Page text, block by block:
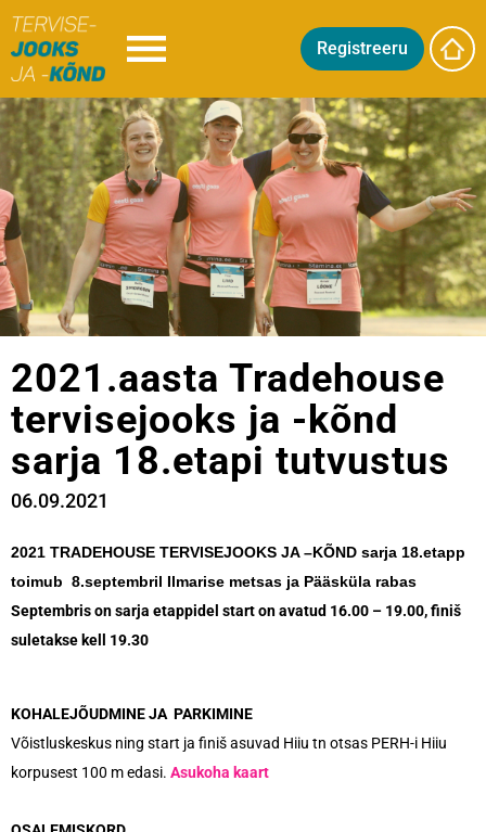
Registreeru
2021.aasta Tradehouse
tervisejooks ja -kõnd
sarja 18.etapi tutvustus
06.09.2021
2021 TRADEHOUSE TERVISEJOOKS JA –KÕND sarja 18.etapp
toimub 8.septembril Ilmarise metsas ja Pääsküla rabas
Septembris on sarja etappidel start on avatud 16.00 – 19.00, finiš
suletakse kell 19.30
KOHALEJÕUDMINE JA PARKIMINE
Võistluskeskus ning start ja finiš asuvad Hiiu tn otsas PERH-i Hiiu
korpusest 100 m edasi. Asukoha kaart